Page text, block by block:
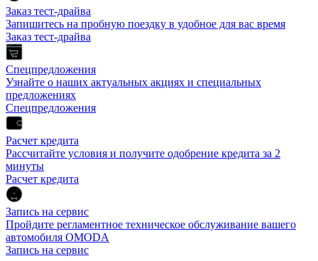
Заказ тест-драйва
Запишитесь на пробную поездку в удобное для вас время
Заказ тест-драйва
Спецпредложения
Узнайте о наших актуальных акциях и специальных
предложениях
Спецпредложения
Расчет кредита
Рассчитайте условия и получите одобрение кредита за 2
минуты
Расчет кредита
Запись на сервис
Пройдите регламентное техническое обслуживание вашего
автомобиля OMODA
Запись на сервис